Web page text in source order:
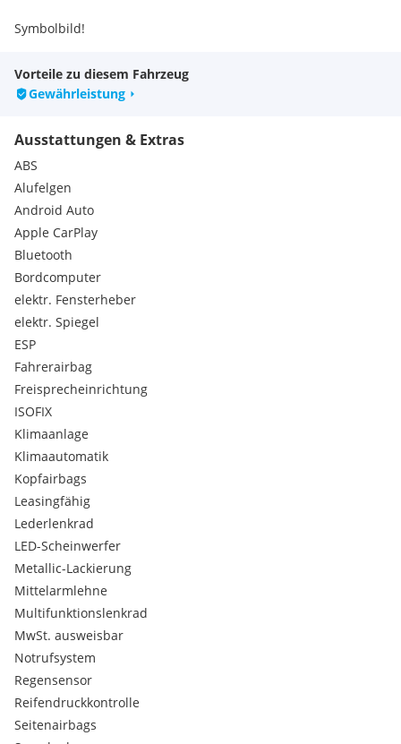
Symbolbild!
Vorteile zu diesem Fahrzeug
Gewährleistung
Ausstattungen & Extras
ABS
Alufelgen
Android Auto
Apple CarPlay
Bluetooth
Bordcomputer
elektr. Fensterheber
elektr. Spiegel
ESP
Fahrerairbag
Freisprecheinrichtung
ISOFIX
Klimaanlage
Klimaautomatik
Kopfairbags
Leasingfähig
Lederlenkrad
LED-Scheinwerfer
Metallic-Lackierung
Mittelarmlehne
Multifunktionslenkrad
MwSt. ausweisbar
Notrufsystem
Regensensor
Reifendruckkontrolle
Seitenairbags